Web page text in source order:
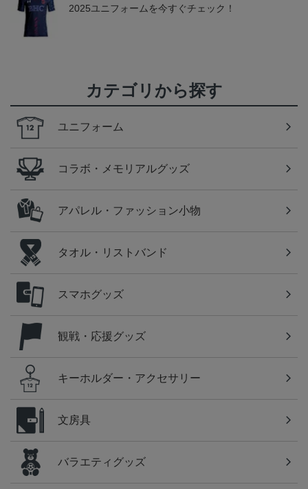
2025ユニフォームを今すぐチェック！
カテゴリから探す
ユニフォーム
コラボ・メモリアルグッズ
アパレル・ファッション小物
タオル・リストバンド
スマホグッズ
観戦・応援グッズ
キーホルダー・アクセサリー
文房具
バラエティグッズ